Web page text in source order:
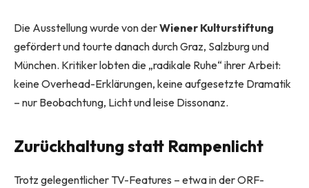
Die Ausstellung wurde von derWiener Kulturstiftung
gefördert und tourte danach durch Graz, Salzburg und
München. Kritiker lobten die „radikale Ruhe“ ihrer Arbeit:
keine Overhead-Erklärungen, keine aufgesetzte Dramatik
– nur Beobachtung, Licht und leise Dissonanz.
Zurückhaltung statt Rampenlicht
Trotz gelegentlicher TV-Features – etwa in der ORF-